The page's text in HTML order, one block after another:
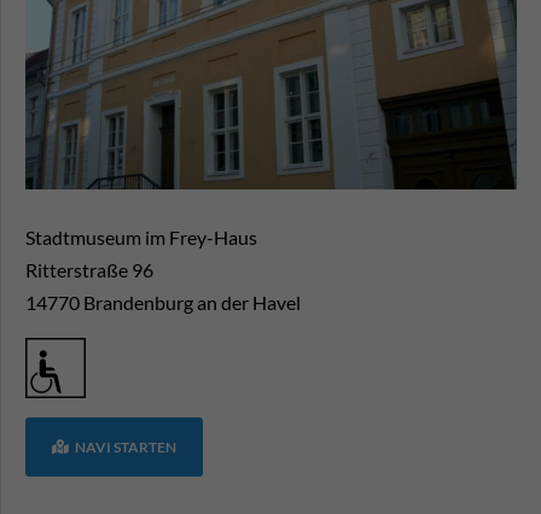
Stadtmuseum im Frey-Haus
Ritterstraße 96
14770 Brandenburg an der Havel
NAVI STARTEN